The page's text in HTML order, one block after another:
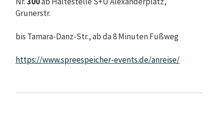
Grunerstr.
bis Tamara-Danz-Str., ab da 8 Minuten Fußweg
https://www.spreespeicher-events.de/anreise/